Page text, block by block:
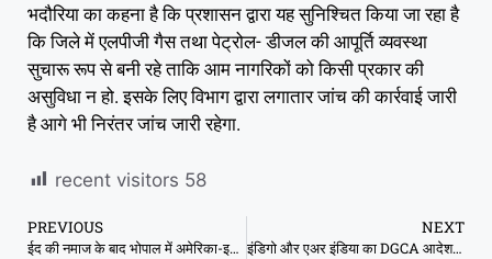
भदौरिया का कहना है कि प्रशासन द्वारा यह सुनिश्चित किया जा रहा है
कि जिले में एलपीजी गैस तथा पेट्रोल- डीजल की आपूर्ति व्यवस्था
सुचारू रूप से बनी रहे ताकि आम नागरिकों को किसी प्रकार की
असुविधा न हो. इसके लिए विभाग द्वारा लगातार जांच की कार्रवाई जारी
है आगे भी निरंतर जांच जारी रहेगा.
recent visitors 58
PREVIOUS
ईद की नमाज के बाद भोपाल में अमेरिका-इजराइल के खिलाफ नारे, सुन्नी और शिया के अलग-अलग कार्यक्रम
NEXT
इंडिगो और एअर इंडिया का DGCA आदेश पर विरोध, महंगे टिकटों का खतरा जताया